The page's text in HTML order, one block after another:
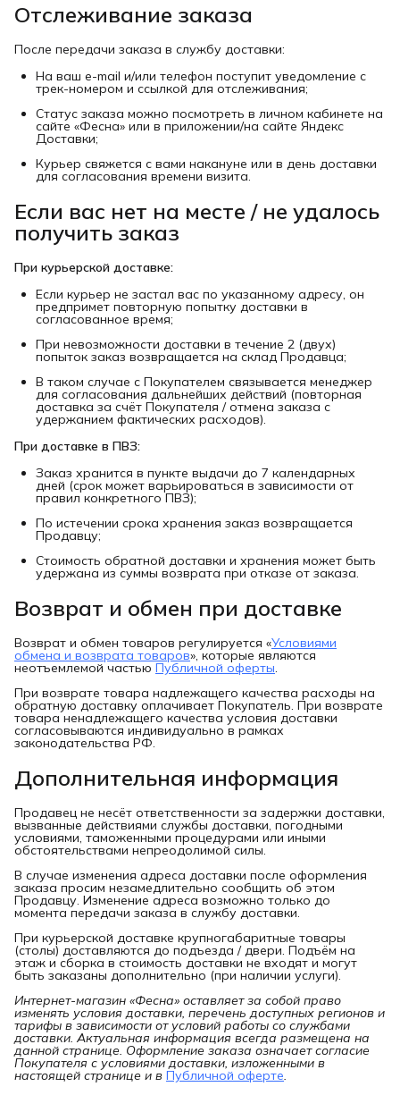
Отслеживание заказа
После передачи заказа в службу доставки:
На ваш e-mail и/или телефон поступит уведомление с
трек-номером и ссылкой для отслеживания;
Статус заказа можно посмотреть в личном кабинете на
сайте «Фесна» или в приложении/на сайте Яндекс
Доставки;
Курьер свяжется с вами накануне или в день доставки
для согласования времени визита.
Если вас нет на месте / не удалось
получить заказ
При курьерской доставке:
Если курьер не застал вас по указанному адресу, он
предпримет повторную попытку доставки в
согласованное время;
При невозможности доставки в течение 2 (двух)
попыток заказ возвращается на склад Продавца;
В таком случае с Покупателем связывается менеджер
для согласования дальнейших действий (повторная
доставка за счёт Покупателя / отмена заказа с
удержанием фактических расходов).
При доставке в ПВЗ:
Заказ хранится в пункте выдачи до 7 календарных
дней (срок может варьироваться в зависимости от
правил конкретного ПВЗ);
По истечении срока хранения заказ возвращается
Продавцу;
Стоимость обратной доставки и хранения может быть
удержана из суммы возврата при отказе от заказа.
Возврат и обмен при доставке
Возврат и обмен товаров регулируется «Условиями
обмена и возврата товаров», которые являются
неотъемлемой частью Публичной оферты.
При возврате товара надлежащего качества расходы на
обратную доставку оплачивает Покупатель. При возврате
товара ненадлежащего качества условия доставки
согласовываются индивидуально в рамках
законодательства РФ.
Дополнительная информация
Продавец не несёт ответственности за задержки доставки,
вызванные действиями службы доставки, погодными
условиями, таможенными процедурами или иными
обстоятельствами непреодолимой силы.
В случае изменения адреса доставки после оформления
заказа просим незамедлительно сообщить об этом
Продавцу. Изменение адреса возможно только до
момента передачи заказа в службу доставки.
При курьерской доставке крупногабаритные товары
(столы) доставляются до подъезда / двери. Подъём на
этаж и сборка в стоимость доставки не входят и могут
быть заказаны дополнительно (при наличии услуги).
Интернет-магазин «Фесна» оставляет за собой право
изменять условия доставки, перечень доступных регионов и
тарифы в зависимости от условий работы со службами
доставки. Актуальная информация всегда размещена на
данной странице. Оформление заказа означает согласие
Покупателя с условиями доставки, изложенными в
настоящей странице и в Публичной оферте.